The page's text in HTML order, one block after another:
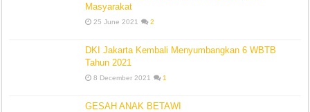
Masyarakat
25 June 2021 2
DKI Jakarta Kembali Menyumbangkan 6 WBTB
Tahun 2021
8 December 2021 1
GESAH ANAK BETAWI